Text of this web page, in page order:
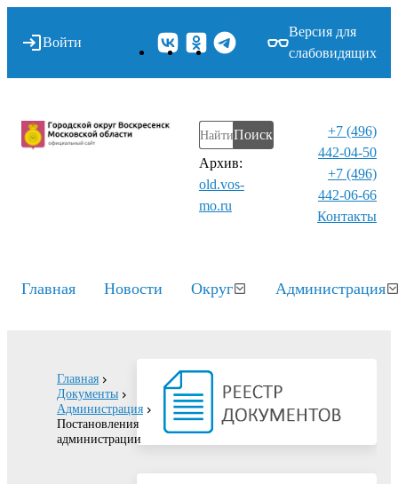
Войти
Версия для
слабовидящих
Поиск
Архив:
old.vos-
mo.ru
+7 (496)
442-04-50
+7 (496)
442-06-66
Контакты⁠
Главная Новости Округ Администрация
Главная
Документы
Администрация
Постановления
администрации